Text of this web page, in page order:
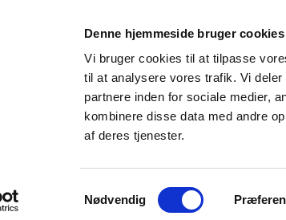
Denne hjemmeside bruger cookies
Vi bruger cookies til at tilpasse
til at analysere vores trafik. Vi
partnere inden for sociale medier,
kombinere disse data med andre
af deres tjenester.
Nødvendig
Århus - Advokathjælp
af en advokat i Århus
Advokat Online - Gratis
ved din bolig ? (Fejl i BBR eller